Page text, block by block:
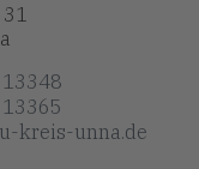
kreis-unna.de